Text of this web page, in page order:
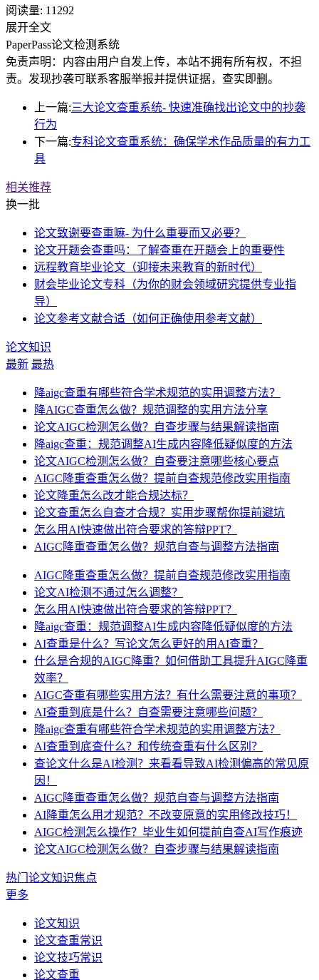
阅读量: 11292
展开全文
PaperPass论文检测系统
免责声明：内容由用户自发上传，本站不拥有所有权，不担
责。发现抄袭可联系客服举报并提供证据，查实即删。
上一篇:三大论文查重系统- 快速准确找出论文中的抄袭
行为
下一篇:专科论文查重系统：确保学术作品质量的有力工
具
相关推荐
换一批
论文致谢要查重嘛- 为什么重要而又必要？
论文开题会查重吗：了解查重在开题会上的重要性
远程教育毕业论文（迎接未来教育的新时代）
财会毕业论文专科（为你的财会领域研究提供专业指
导）
论文参考文献合适（如何正确使用参考文献）
论文知识
最新 最热
降aigc查重有哪些符合学术规范的实用调整方法？
降AIGC查重怎么做？规范调整的实用方法分享
论文AIGC检测怎么做？自查步骤与结果解读指南
降aigc查重：规范调整AI生成内容降低疑似度的方法
论文AIGC检测怎么做？自查要注意哪些核心要点
AIGC降重查重怎么做？提前自查规范修改实用指南
论文降重怎么改才能合规达标？
论文查重怎么自查才合规？实用步骤帮你提前避坑
怎么用AI快速做出符合要求的答辩PPT？
AIGC降重查重怎么做？规范自查与调整方法指南
AIGC降重查重怎么做？提前自查规范修改实用指南
论文AI检测不通过怎么调整？
怎么用AI快速做出符合要求的答辩PPT？
降aigc查重：规范调整AI生成内容降低疑似度的方法
AI查重是什么？写论文怎么更好的用AI查重？
什么是合规的AIGC降重？如何借助工具提升AIGC降重
效率？
AIGC查重有哪些实用方法？有什么需要注意的事项？
AI查重到底是什么？自查需要注意哪些问题？
降aigc查重有哪些符合学术规范的实用调整方法？
AI查重到底查什么？和传统查重有什么区别？
查论文什么是AI检测？来看看导致AI检测偏高的常见原
因！
AIGC降重查重怎么做？规范自查与调整方法指南
AI降重怎么用才规范？不改变原意的实用修改技巧！
AIGC检测怎么操作？毕业生如何提前自查AI写作痕迹
论文AIGC检测怎么做？自查步骤与结果解读指南
热门论文知识焦点
更多
论文知识
论文查重常识
论文技巧常识
论文查重